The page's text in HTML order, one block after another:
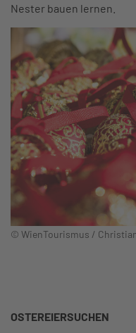
Nester bauen lernen.
© WienTourismus /
OSTEREIERSUCHEN